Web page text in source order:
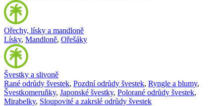
Ořechy, lísky a mandloně
Lísky, Mandloně, Ořešáky
Švestky a slivoně
Rané odrůdy švestek, Pozdní odrůdy švestek, Ryngle a blumy,
Švestkomeruňky, Japonské švestky, Polorané odrůdy švestek,
Mirabelky, Sloupovité a zakrslé odrůdy švestek